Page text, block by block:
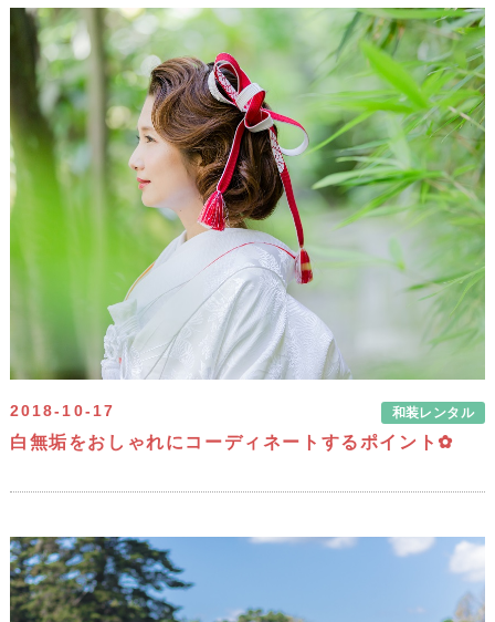
2018-10-17 和装レンタル
白無垢をおしゃれにコーディネートするポイント✿